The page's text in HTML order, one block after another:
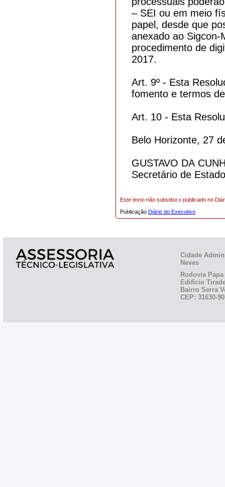
– SEI ou em meio
papel, desde que
anexado ao
procedimento de
2017.
Art. 9º - Esta
fomento e termos
Art. 10 - Esta
Belo Horizonte, 27
GUSTAVO DA
Secretário de
Este texto não substitui o publicado no
PublicaçãoDiário do Executivo
Cidade
Neves
Rodovia
Edifício
Bairro Serra
CEP: 31630-